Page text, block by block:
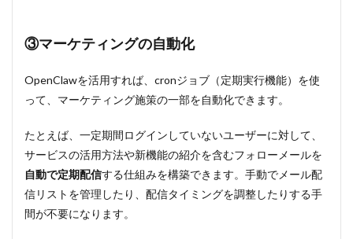
9.1.1
ランを
契約期
間を選
択する
9.1.3
オプシ
③マーケティングの自動化
OpenClawを活用すれば、cronジョブ（定期実行機能）を使
って、マーケティング施策の一部を自動化できます。
たとえば、一定期間ログインしていないユーザーに対して、
サービスの活用方法や新機能の紹介を含むフォローメールを
自動で定期配信する仕組みを構築できます。手動でメール配
信リストを管理したり、配信タイミングを調整したりする手
間が不要になります。